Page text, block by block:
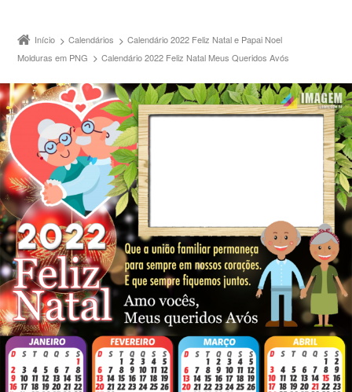
Início Calendários
Calendário 2022 Feliz Natal e Papai Noel
Molduras em PNG
Calendário 2022 Feliz Natal Meus Queridos Avós